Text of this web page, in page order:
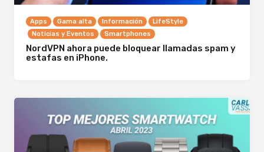
Apps Gama alta Información
LifeStyle
Noticias y Eventos
Smartphones
NordVPN ahora puede bloquear llamadas spam y
estafas en iPhone.